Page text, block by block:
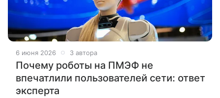
6 июня 2026 3 автора
Почему роботы на ПМЭФ не
впечатлили пользователей сети: ответ
эксперта